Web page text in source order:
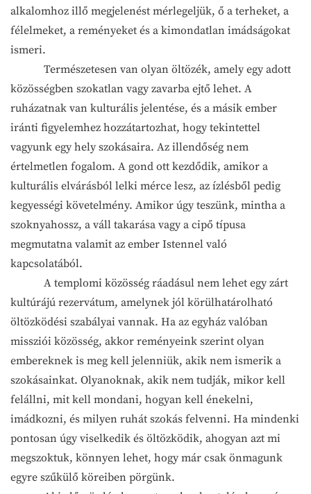
alkalomhoz illő megjelenést mérlegeljük, ő a terheket, a
félelmeket, a reményeket és a kimondatlan imádságokat
ismeri.
Természetesen van olyan öltözék, amely egy adott
közösségben szokatlan vagy zavarba ejtő lehet. A
ruházatnak van kulturális jelentése, és a másik ember
iránti figyelemhez hozzátartozhat, hogy tekintettel
vagyunk egy hely szokásaira. Az illendőség nem
értelmetlen fogalom. A gond ott kezdődik, amikor a
kulturális elvárásból lelki mérce lesz, az ízlésből pedig
kegyességi követelmény. Amikor úgy teszünk, mintha a
szoknyahossz, a váll takarása vagy a cipő típusa
megmutatna valamit az ember Istennel való
kapcsolatából.
A templomi közösség ráadásul nem lehet egy zárt
kultúrájú rezervátum, amelynek jól körülhatárolható
öltözködési szabályai vannak. Ha az egyház valóban
missziói közösség, akkor reményeink szerint olyan
embereknek is meg kell jelenniük, akik nem ismerik a
szokásainkat. Olyanoknak, akik nem tudják, mikor kell
felállni, mit kell mondani, hogyan kell énekelni,
imádkozni, és milyen ruhát szokás felvenni. Ha mindenki
pontosan úgy viselkedik és öltözködik, ahogyan azt mi
megszoktuk, könnyen lehet, hogy már csak önmagunk
egyre szűkülő köreiben pörgünk.